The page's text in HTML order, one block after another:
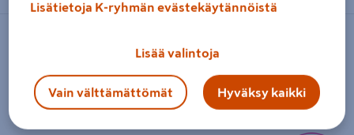
Akku Ryobi RY72B10A 72V 10,0Ah
Tuotenumero:502527552 EAN-koodi :4892210217356
Lisätietoja K-ryhmän evästekäytännöistä
Lisää valintoja
Vain välttämättömät Hyväksy kaikki